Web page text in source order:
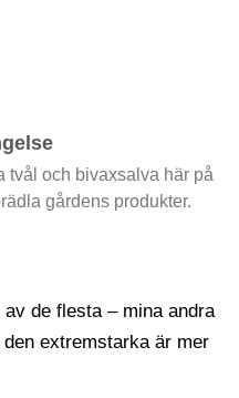
tvål och bivaxsalva här på
gårdens produkter.